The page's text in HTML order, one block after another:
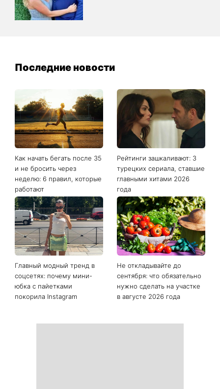
Последние новости
Как начать бегать после 35
и не бросить через
неделю: 6 правил, которые
работают
Рейтинги зашкаливают: 3
турецких сериала, ставшие
главными хитами 2026
года
Главный модный тренд в
соцсетях: почему мини-
юбка с пайетками
покорила Instagram
Не откладывайте до
сентября: что обязательно
нужно сделать на участке
в августе 2026 года